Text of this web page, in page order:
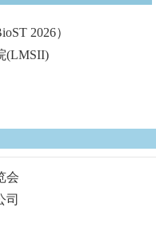
2026）
(LMSII)
会
司